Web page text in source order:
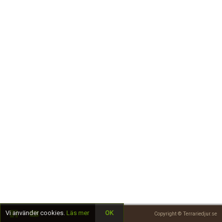
Copyright © Terrariedjur.se
Vi använder cookies. Läs mer OK